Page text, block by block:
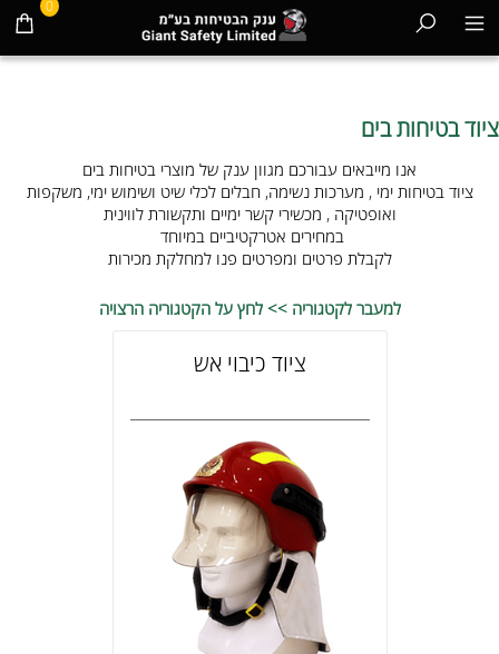
0
ציוד בטיחות בים
אנו מייבאים עבורכם מגוון ענק של מוצרי בטיחות בים
ציוד בטיחות ימי , מערכות נשימה, חבלים לכלי שיט ושימוש ימי, משקפות
ואופטיקה , מכשירי קשר ימיים ותקשורת לווינית
במחירים אטרקטיביים במיוחד
לקבלת פרטים ומפרטים פנו למחלקת מכירות
למעבר לקטגוריה >> לחץ על הקטגוריה הרצויה
ציוד כיבוי אש